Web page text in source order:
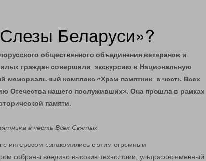
Беларуси»?
общественного объединения ветеранов и
граждан совершили экскурсию в Национальную
мемориальный комплекс «Храм-памятник в честь Всех
Отечества нашего послуживших». Она прошла в рамках
памяти.
в честь Всех Святых
с интересом ознакомились с этим огромным
собраны воедино высокие технологии, ультрасовременный